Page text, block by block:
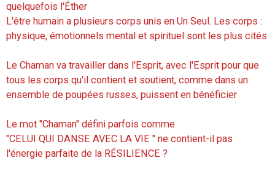
quelquefois l'Éther
L'être humain a plusieurs corps unis en Un Seul. Les corps :
physique, émotionnels mental et spirituel sont les plus cités
Le Chaman va travailler dans l'Esprit, avec l'Esprit pour que
tous les corps qu'il contient et soutient, comme dans un
ensemble de poupées russes, puissent en bénéficier
Le mot "Chaman" défini parfois comme
"CELUI QUI DANSE AVEC LA VIE " ne contient-il pas
l'énergie parfaite de la RÉSILIENCE ?